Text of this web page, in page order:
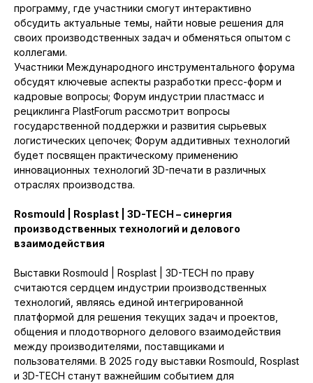
программу, где участники смогут интерактивно
обсудить актуальные темы, найти новые решения для
своих производственных задач и обменяться опытом с
коллегами.
Участники Международного инструментального форума
обсудят ключевые аспекты разработки пресс-форм и
кадровые вопросы; Форум индустрии пластмасс и
рециклинга PlastForum рассмотрит вопросы
государственной поддержки и развития сырьевых
логистических цепочек; Форум аддитивных технологий
будет посвящен практическому применению
инновационных технологий 3D-печати в различных
отраслях производства.
Rosmould | Rosplast | 3D-TECH – синергия
производственных технологий и делового
взаимодействия
Выставки Rosmould | Rosplast | 3D-TECH по праву
считаются сердцем индустрии производственных
технологий, являясь единой интегрированной
платформой для решения текущих задач и проектов,
общения и плодотворного делового взаимодействия
между производителями, поставщиками и
пользователями. В 2025 году выставки Rosmould, Rosplast
и 3D-TECH станут важнейшим событием для